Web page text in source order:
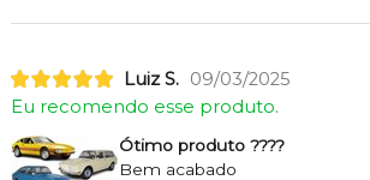
Luiz S. 09/03/2025
Eu recomendo esse produto.
Ótimo produto ????
Bem acabado